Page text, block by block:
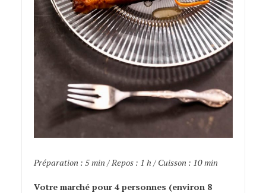
Préparation : 5 min / Repos : 1 h / Cuisson : 10 min
Votre marché pour 4 personnes (environ 8